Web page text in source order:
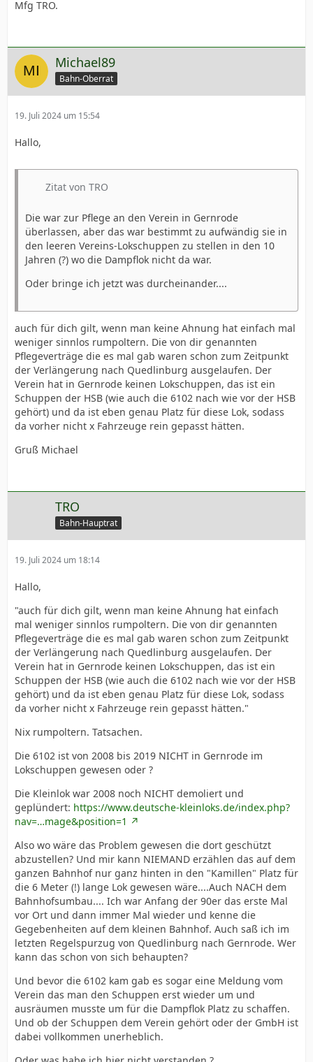
Mfg TRO.
Michael89
Bahn-Oberrat
19. Juli 2024 um 15:54
Hallo,
Zitat von TRO
Die war zur Pflege an den Verein in Gernrode
überlassen, aber das war bestimmt zu aufwändig sie in
den leeren Vereins-Lokschuppen zu stellen in den 10
Jahren (?) wo die Dampflok nicht da war.
Oder bringe ich jetzt was durcheinander....
auch für dich gilt, wenn man keine Ahnung hat einfach mal
weniger sinnlos rumpoltern. Die von dir genannten
Pflegeverträge die es mal gab waren schon zum Zeitpunkt
der Verlängerung nach Quedlinburg ausgelaufen. Der
Verein hat in Gernrode keinen Lokschuppen, das ist ein
Schuppen der HSB (wie auch die 6102 nach wie vor der HSB
gehört) und da ist eben genau Platz für diese Lok, sodass
da vorher nicht x Fahrzeuge rein gepasst hätten.
Gruß Michael
TRO
Bahn-Hauptrat
19. Juli 2024 um 18:14
Hallo,
"auch für dich gilt, wenn man keine Ahnung hat einfach
mal weniger sinnlos rumpoltern. Die von dir genannten
Pflegeverträge die es mal gab waren schon zum Zeitpunkt
der Verlängerung nach Quedlinburg ausgelaufen. Der
Verein hat in Gernrode keinen Lokschuppen, das ist ein
Schuppen der HSB (wie auch die 6102 nach wie vor der HSB
gehört) und da ist eben genau Platz für diese Lok, sodass
da vorher nicht x Fahrzeuge rein gepasst hätten."
Nix rumpoltern. Tatsachen.
Die 6102 ist von 2008 bis 2019 NICHT in Gernrode im
Lokschuppen gewesen oder ?
Die Kleinlok war 2008 noch NICHT demoliert und
geplündert: https://www.deutsche-kleinloks.de/index.php?
nav=…mage&position=1
Also wo wäre das Problem gewesen die dort geschützt
abzustellen? Und mir kann NIEMAND erzählen das auf dem
ganzen Bahnhof nur ganz hinten in den "Kamillen" Platz für
die 6 Meter (!) lange Lok gewesen wäre....Auch NACH dem
Bahnhofsumbau.... Ich war Anfang der 90er das erste Mal
vor Ort und dann immer Mal wieder und kenne die
Gegebenheiten auf dem kleinen Bahnhof. Auch saß ich im
letzten Regelspurzug von Quedlinburg nach Gernrode. Wer
kann das schon von sich behaupten?
Und bevor die 6102 kam gab es sogar eine Meldung vom
Verein das man den Schuppen erst wieder um und
ausräumen musste um für die Dampflok Platz zu schaffen.
Und ob der Schuppen dem Verein gehört oder der GmbH ist
dabei vollkommen unerheblich.